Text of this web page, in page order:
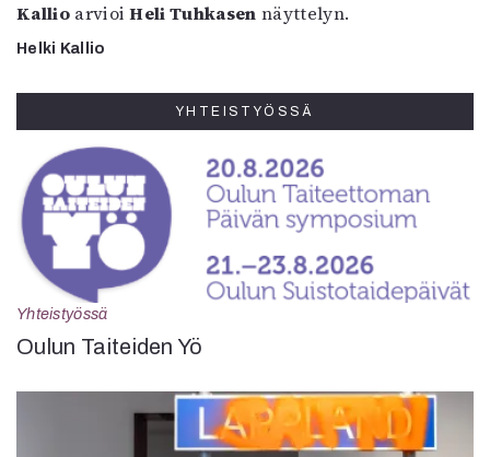
KallioarvioiHeli Tuhkasen näyttelyn.
Helki Kallio
YHTEISTYÖSSÄ
Yhteistyössä
Oulun Taiteiden Yö